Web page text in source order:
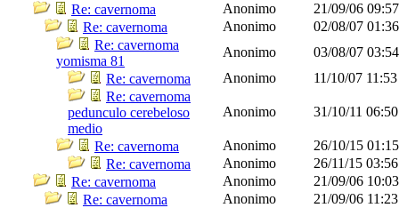
Re: cavernoma
Anonimo 21/09/06
Re: cavernoma
Anonimo 02/08/07
Re: cavernoma
yomisma 81
Anonimo 03/08/07
Re: cavernoma
Anonimo 11/10/07
Re: cavernoma
pedunculo cerebeloso
medio
Anonimo 31/10/11
Re: cavernoma Anonimo 26/10/15
Re: cavernoma
Anonimo 26/11/15
Re: cavernoma
Anonimo 21/09/06
Re: cavernoma
Anonimo 21/09/06